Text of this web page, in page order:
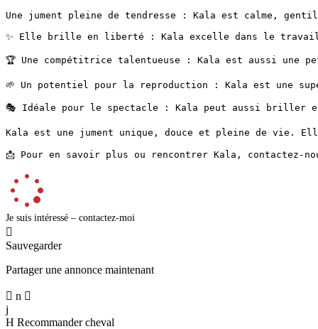
Une jument pleine de tendresse : Kala est calme,
✨ Elle brille en liberté : Kala excelle dans le travail
🏆 Une compétitrice talentueuse : Kala est aussi une
🌱 Un potentiel pour la reproduction : Kala est une
🎭 Idéale pour le spectacle : Kala peut aussi briller
Kala est une jument unique, douce et pleine de vie.
📩 Pour en savoir plus ou rencontrer Kala, contactez-
Je suis intéressé – contactez-moi

Sauvegarder
Partager une annonce maintenant
 n 
j
H Recommander cheval